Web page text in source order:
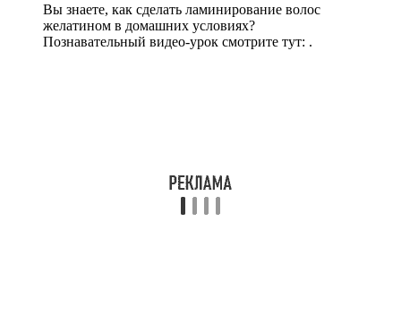
Вы знаете, как сделать ламинирование волос
желатином в домашних условиях?
Познавательный видео-урок смотрите тут: .